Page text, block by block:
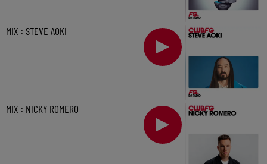
MIX : STEVE AOKI
MIX : NICKY ROMERO